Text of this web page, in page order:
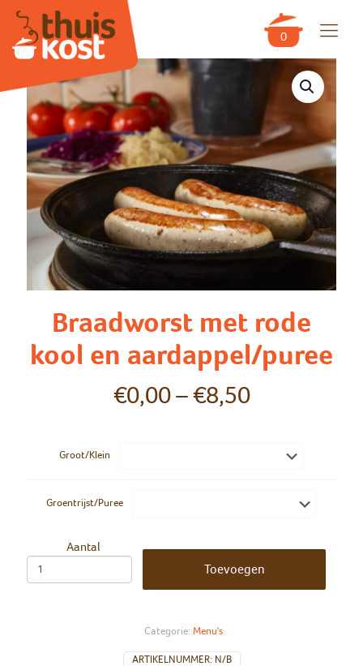
0
Braadworst met rode
kool en aardappel/puree
€0,00–€8,50
Groot/Klein
Groentrijst/Puree
Aantal
Toevoegen
ARTIKELNUMMER: N/B
Categorie: Menu's